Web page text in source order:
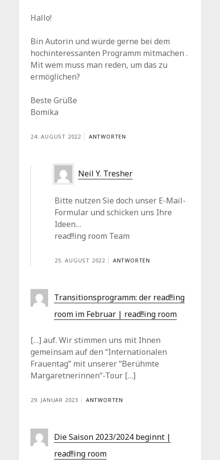
Hallo!
Bin Autorin und würde gerne bei dem
hochinteressanten Programm mitmachen .
Mit wem muss man reden, um das zu
ermöglichen?
Beste Grüße
Bomika
24. AUGUST 2022 ANTWORTEN
Neil Y. Tresher
Bitte nutzen Sie doch unser E-Mail-
Formular und schicken uns Ihre
Ideen…
read!!ing room Team
25. AUGUST 2022 ANTWORTEN
Transitionsprogramm: der read!!ing
room im Februar | read!!ing room
[…] auf. Wir stimmen uns mit Ihnen
gemeinsam auf den “Internationalen
Frauentag” mit unserer “Berühmte
Margaretnerinnen”-Tour […]
29. JANUAR 2023 ANTWORTEN
Die Saison 2023/2024 beginnt |
read!!ing room